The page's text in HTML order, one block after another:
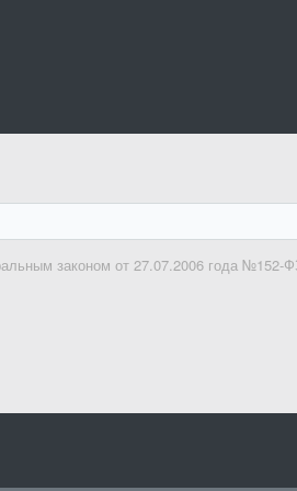
законом от 27.07.2006 года №152-